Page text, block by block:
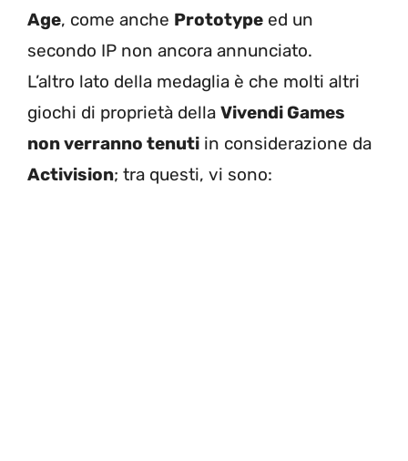
Age, come anche Prototype ed un
secondo IP non ancora annunciato.
L’altro lato della medaglia è che molti altri
giochi di proprietà della Vivendi Games
non verranno tenuti in considerazione da
Activision; tra questi, vi sono: